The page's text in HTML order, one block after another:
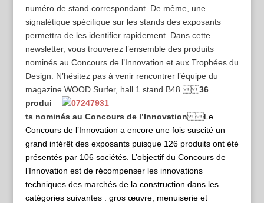
numéro de stand correspondant. De même, une
signalétique spécifique sur les stands des exposants
permettra de les identifier rapidement. Dans cette
newsletter, vous trouverez l’ensemble des produits
nominés au Concours de l’Innovation et aux Trophées du
Design. N’hésitez pas à venir rencontrer l’équipe du
magazine WOOD Surfer, hall 1 stand B48.36
produi
ts nominés au Concours de l’Innovation
Le
Concours de l’Innovation a encore une fois suscité un
grand intérêt des exposants puisque 126 produits ont été
présentés par 106 sociétés. L’objectif du Concours de
l’Innovation est de récompenser les innovations
techniques des marchés de la construction dans les
catégories suivantes : gros œuvre, menuiserie et